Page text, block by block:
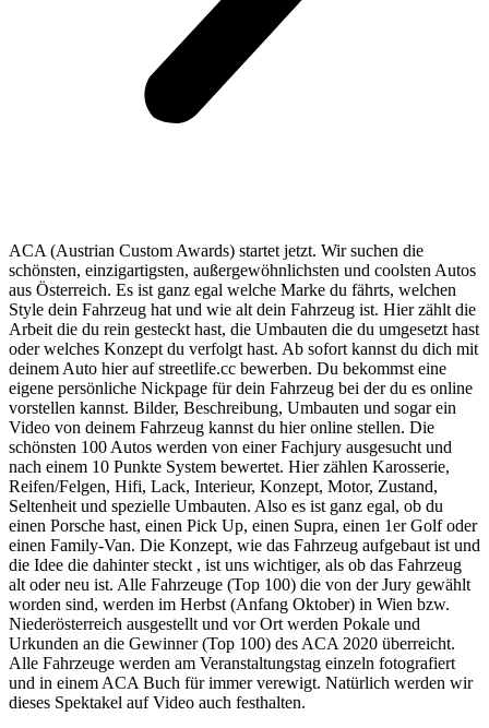
ACA (Austrian Custom Awards) startet jetzt. Wir suchen die
schönsten, einzigartigsten, außergewöhnlichsten und coolsten Autos
aus Österreich. Es ist ganz egal welche Marke du fährts, welchen
Style dein Fahrzeug hat und wie alt dein Fahrzeug ist. Hier zählt die
Arbeit die du rein gesteckt hast, die Umbauten die du umgesetzt hast
oder welches Konzept du verfolgt hast. Ab sofort kannst du dich mit
deinem Auto hier auf streetlife.cc bewerben. Du bekommst eine
eigene persönliche Nickpage für dein Fahrzeug bei der du es online
vorstellen kannst. Bilder, Beschreibung, Umbauten und sogar ein
Video von deinem Fahrzeug kannst du hier online stellen. Die
schönsten 100 Autos werden von einer Fachjury ausgesucht und
nach einem 10 Punkte System bewertet. Hier zählen Karosserie,
Reifen/Felgen, Hifi, Lack, Interieur, Konzept, Motor, Zustand,
Seltenheit und spezielle Umbauten. Also es ist ganz egal, ob du
einen Porsche hast, einen Pick Up, einen Supra, einen 1er Golf oder
einen Family-Van. Die Konzept, wie das Fahrzeug aufgebaut ist und
die Idee die dahinter steckt , ist uns wichtiger, als ob das Fahrzeug
alt oder neu ist. Alle Fahrzeuge (Top 100) die von der Jury gewählt
worden sind, werden im Herbst (Anfang Oktober) in Wien bzw.
Niederösterreich ausgestellt und vor Ort werden Pokale und
Urkunden an die Gewinner (Top 100) des ACA 2020 überreicht.
Alle Fahrzeuge werden am Veranstaltungstag einzeln fotografiert
und in einem ACA Buch für immer verewigt. Natürlich werden wir
dieses Spektakel auf Video auch festhalten.